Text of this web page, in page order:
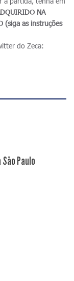
NA
(siga as instruções
do Zeca:
Paulo